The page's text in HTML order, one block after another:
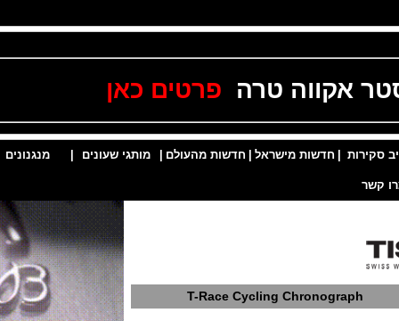
אקווה טרה פרטים כאן
| חדשות מישראל | חדשות מהעולם | מותגי שעונים | מנגנונים |
T-Race Cycling Chronograph